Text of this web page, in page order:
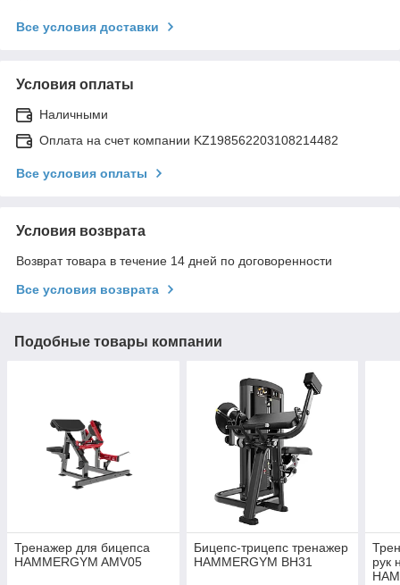
Все условия доставки
Условия оплаты
Наличными
Оплата на счет компании KZ198562203108214482
Все условия оплаты
Условия возврата
Возврат товара в течение 14 дней по договоренности
Все условия возврата
Подобные товары компании
Тренажер для бицепса
HAMMERGYM AMV05
Бицепс-трицепс тренажер
HAMMERGYM BH31
рук